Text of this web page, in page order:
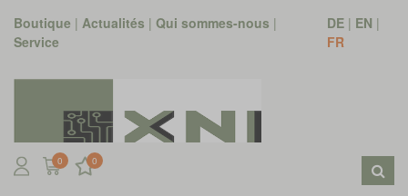
Boutique | Actualités | Qui sommes-nous |
Service
DE| EN |
FR
0 0